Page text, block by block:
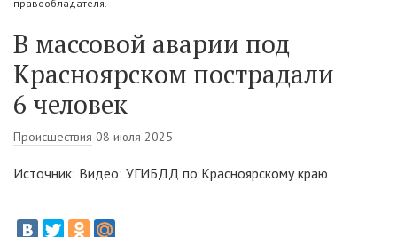
правообладателя.
В массовой аварии под
Красноярском пострадали
6 человек
Происшествия 08 июля 2025
Источник: Видео: УГИБДД по Красноярскому краю